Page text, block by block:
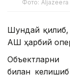
Фото: Aljazeera
Шундай қилиб,
АҚШ ҳарбий
билан